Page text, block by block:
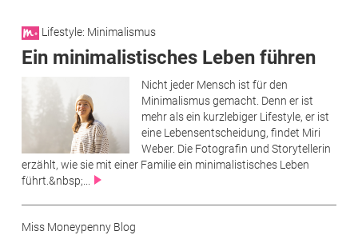
Lifestyle: Minimalismus
Ein minimalistisches Leben führen
Nicht jeder Mensch ist für den
Minimalismus gemacht. Denn er ist
mehr als ein kurzlebiger Lifestyle, er ist
eine Lebensentscheidung, findet Miri
Weber. Die Fotografin und Storytellerin
erzählt, wie sie mit einer Familie ein minimalistisches Leben
führt.&nbsp;...
Miss Moneypenny Blog